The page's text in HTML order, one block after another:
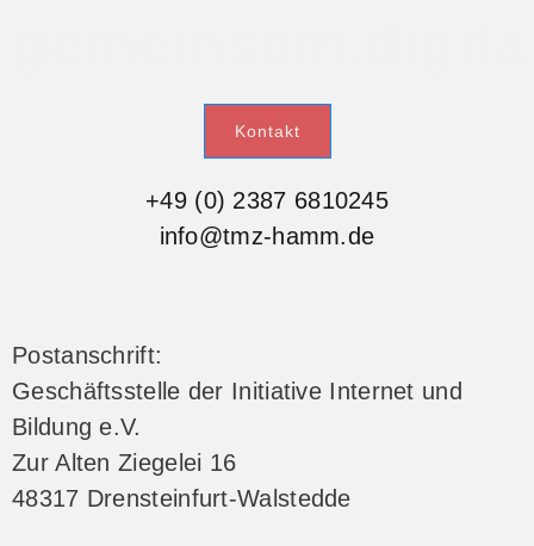
Kontakt
+49 (0) 2387 6810245
info@tmz-hamm.de
Postanschrift:
Geschäftsstelle der Initiative Internet und
Bildung e.V.
Zur Alten Ziegelei 16
48317 Drensteinfurt-Walstedde